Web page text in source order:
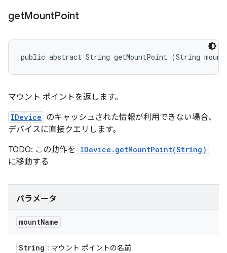
getMountPoint
public abstract String getMountPoint (String
マウント ポイントを返します。
IDevice のキャッシュされた情報が利用できない場合、
デバイスに直接クエリします。
TODO: この動作を
IDevice.getMountPoint(String)
に移動する
パラメータ
mountName
String : マウント ポイントの名前